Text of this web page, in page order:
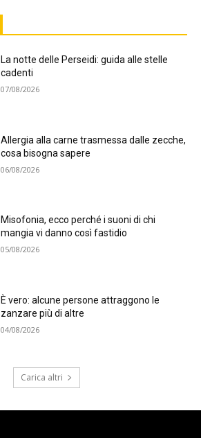
La notte delle Perseidi: guida alle stelle
cadenti
07/08/2026
Allergia alla carne trasmessa dalle zecche,
cosa bisogna sapere
06/08/2026
Misofonia, ecco perché i suoni di chi
mangia vi danno così fastidio
05/08/2026
È vero: alcune persone attraggono le
zanzare più di altre
04/08/2026
Carica altri